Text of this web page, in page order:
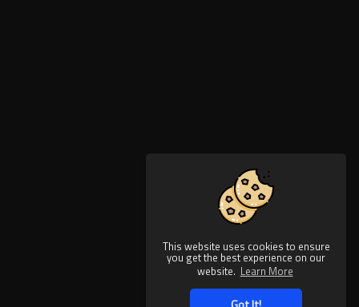
This website uses cookies to ensure
you get the best experience on our
website. Learn More